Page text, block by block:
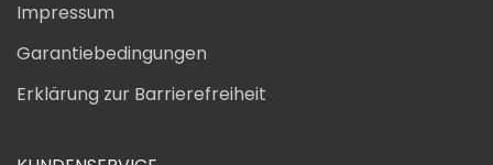
Impressum
Garantiebedingungen
Erklärung zur Barrierefreiheit